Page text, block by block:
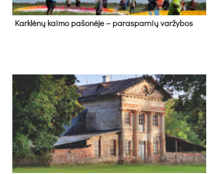
Kark­lė­nų kai­mo pa­šo­nė­je – pa­ras­par­nių var­žy­bos